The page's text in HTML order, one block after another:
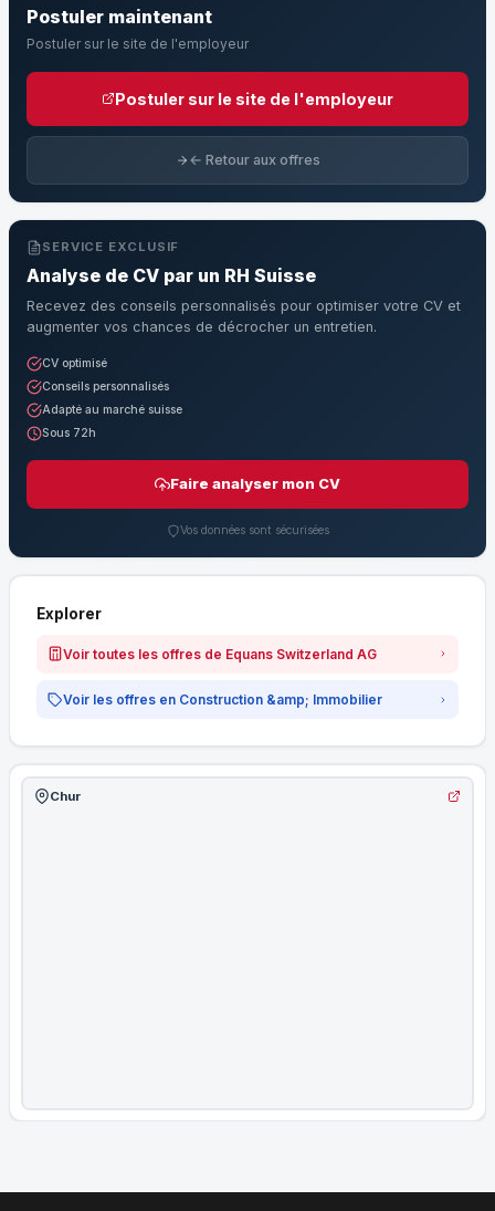
Postuler maintenant
Postuler sur le site de l'employeur
Postuler sur le site de l'employeur
← Retour aux offres
SERVICE EXCLUSIF
Analyse de CV par un RH Suisse
Recevez des conseils personnalisés pour optimiser votre CV et
augmenter vos chances de décrocher un entretien.
CV optimisé
Conseils personnalisés
Adapté au marché suisse
Sous 72h
Faire analyser mon CV
Vos données sont sécurisées
Explorer
Voir toutes les offres de Equans Switzerland AG
Voir les offres en Construction &amp; Immobilier
Chur